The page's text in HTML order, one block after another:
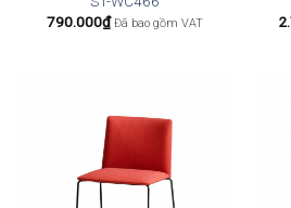
790.000₫ Đã bao gồm VAT